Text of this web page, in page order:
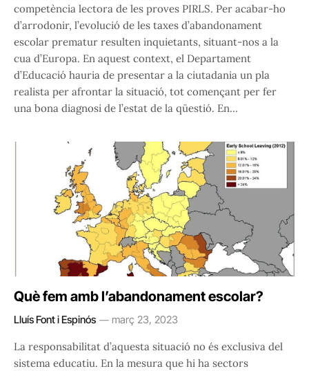
competència lectora de les proves PIRLS. Per acabar-ho
d’arrodonir, l’evolució de les taxes d’abandonament
escolar prematur resulten inquietants, situant-nos a la
cua d’Europa. En aquest context, el Departament
d’Educació hauria de presentar a la ciutadania un pla
realista per afrontar la situació, tot començant per fer
una bona diagnosi de l’estat de la qüestió. En…
Què fem amb l’abandonament escolar?
Lluís Font i Espinós març 23, 2023
La responsabilitat d’aquesta situació no és exclusiva del
sistema educatiu. En la mesura que hi ha sectors